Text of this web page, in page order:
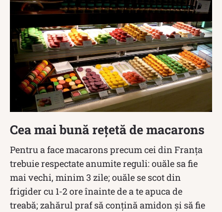
Cea mai bună rețetă de macarons
Pentru a face macarons precum cei din Franța
trebuie respectate anumite reguli: ouăle sa fie
mai vechi, minim 3 zile; ouăle se scot din
frigider cu 1-2 ore înainte de a te apuca de
treabă; zahărul praf să conțină amidon și să fie